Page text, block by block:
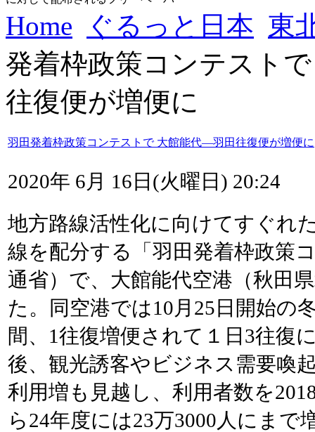
Home ぐるっと日本 東
発着枠政策コンテスト
往復便が増便に
羽田発着枠政策コンテストで 大館能代―羽田往復便が増便に
2020年 6月 16日(火曜日) 20:24
地方路線活性化に向けてすぐれ
線を配分する「羽田発着枠政策
通省）で、大館能代空港（秋田
た。同空港では10月25日開始の
間、1往復増便されて１日3往復
後、観光誘客やビジネス需要喚
利用増も見越し、利用者数を
ら24年度には23万3000人にまで